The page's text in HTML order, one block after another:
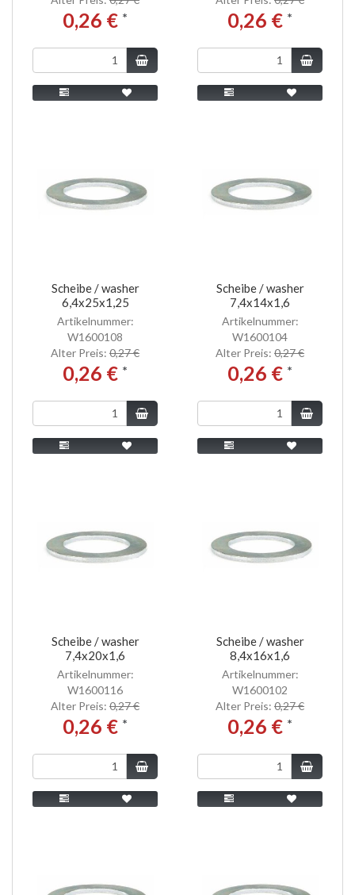
0,26 € * 0,26 € *
Scheibe / washer
6,4x25x1,25
Artikelnummer:
W1600108
Alter Preis: 0,27 €
0,26 € *
Scheibe / washer
7,4x14x1,6
Artikelnummer:
W1600104
Alter Preis: 0,27 €
0,26 € *
Scheibe / washer
7,4x20x1,6
Artikelnummer:
W1600116
Alter Preis: 0,27 €
0,26 € *
Scheibe / washer
8,4x16x1,6
Artikelnummer:
W1600102
Alter Preis: 0,27 €
0,26 € *